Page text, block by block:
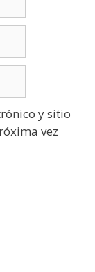
y sitio
vez